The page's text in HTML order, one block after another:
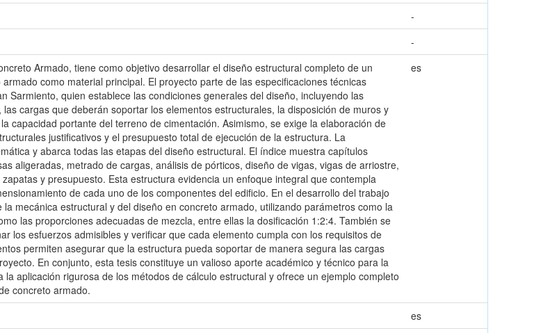
-
-
Armado, tiene como objetivo desarrollar el diseño estructural completo de un
como material principal. El proyecto parte de las especificaciones técnicas
Sarmiento, quien establece las condiciones generales del diseño, incluyendo las
cargas que deberán soportar los elementos estructurales, la disposición de muros y
capacidad portante del terreno de cimentación. Asimismo, se exige la elaboración de
justificativos y el presupuesto total de ejecución de la estructura. La
y abarca todas las etapas del diseño estructural. El índice muestra capítulos
aligeradas, metrado de cargas, análisis de pórticos, diseño de vigas, vigas de arriostre,
y presupuesto. Esta estructura evidencia un enfoque integral que contempla
de cada uno de los componentes del edificio. En el desarrollo del trabajo
mecánica estructural y del diseño en concreto armado, utilizando parámetros como la
las proporciones adecuadas de mezcla, entre ellas la dosificación 1:2:4. También se
los esfuerzos admisibles y verificar que cada elemento cumpla con los requisitos de
permiten asegurar que la estructura pueda soportar de manera segura las cargas
En conjunto, esta tesis constituye un valioso aporte académico y técnico para la
aplicación rigurosa de los métodos de cálculo estructural y ofrece un ejemplo completo
concreto armado.
es
es